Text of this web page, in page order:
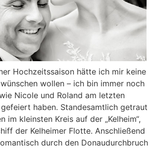
Hochzeitssaison hätte ich mir keine
wollen – ich bin immer noch
Nicole und Roland am letzten
haben. Standesamtlich getraut
im kleinsten Kreis auf der „Kelheim“,
der Kelheimer Flotte. Anschließend
durch den Donaudurchbruch